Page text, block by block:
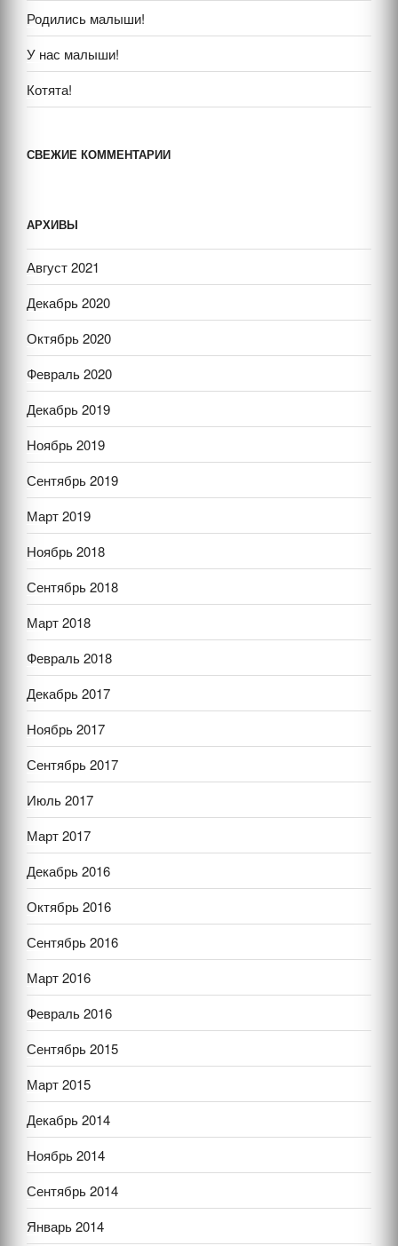
Родились малыши!
У нас малыши!
Котята!
СВЕЖИЕ КОММЕНТАРИИ
АРХИВЫ
Август 2021
Декабрь 2020
Октябрь 2020
Февраль 2020
Декабрь 2019
Ноябрь 2019
Сентябрь 2019
Март 2019
Ноябрь 2018
Сентябрь 2018
Март 2018
Февраль 2018
Декабрь 2017
Ноябрь 2017
Сентябрь 2017
Июль 2017
Март 2017
Декабрь 2016
Октябрь 2016
Сентябрь 2016
Март 2016
Февраль 2016
Сентябрь 2015
Март 2015
Декабрь 2014
Ноябрь 2014
Сентябрь 2014
Январь 2014